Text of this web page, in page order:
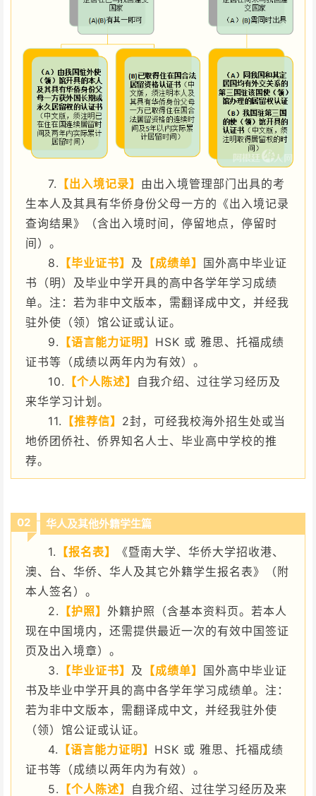
7. 【出入境记录】 由出入境管理部门出具的考
生本人及其具有华侨身份父母一方的《出入境记录
查询结果》（含出入境时间，停留地点，停留时
间）。
8.
【毕业证书】 及 【成绩单】
国外高中毕业证
书（明）及毕业中学开具的高中各学年学习成绩
单。注：若为非中文版本，需翻译成中文，并经我
驻外使（领）馆公证或认证。
9.
【语言能力证明】 HSK 或 雅思、托福成绩
证书等（成绩以两年内为有效）。
10.
【个人陈述】
自我介绍、过往学习经历及
来华学习计划。
11.
【推荐信】 2封，可经我校海外招生处或当
地侨团侨社、侨界知名人士、毕业高中学校的推
荐。
02 华人及其他外籍学生篇
1. 【报名表】
《暨南大学、华侨大学招收港、
澳、台、华侨、华人及其它外籍学生报名表》（附
本人签名）。
2.
【护照】 外籍护照（含基本资料页。若本人
现在中国境内，还需提供最近一次的有效中国签证
页及出入境章）。
3.
【毕业证书】 及 【成绩单】
国外高中毕业证
书及毕业中学开具的高中各学年学习成绩单。注：
若为非中文版本，需翻译成中文，并经我驻外使
（领）馆公证或认证。
4.
【语言能力证明】 HSK 或 雅思、托福成绩
证书等（成绩以两年内为有效）。
5.
【个人陈述】
自我介绍、过往学习经历及来